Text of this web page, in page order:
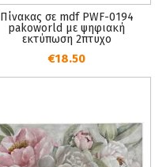
Πίνακας σε mdf PWF-0194
pakoworld με ψηφιακή
εκτύπωση 2πτυχο
€18.50